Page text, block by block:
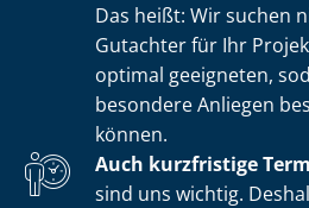
Das heißt: Wir suchen
Gutachter für Ihr
optimal geeigneten,
besondere Anliegen
können.
Auch kurzfristige
sind uns wichtig.